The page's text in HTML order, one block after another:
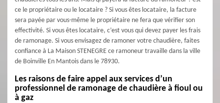
ce le propriétaire ou le locataire ? Si vous êtes locataire, la facture
sera payée par vous-même le propriétaire ne fera que vérifier son
effectivité. Si vous êtes locataire, c’est vous qui devez payer les frais
de ramonage. Si vous envisagez de ramoner votre chaudière, faites
confiance à La Maison STENEGRE ce ramoneur travaille dans la ville
de Boinville En Mantois dans le 78930.
Les raisons de faire appel aux services d’un
professionnel de ramonage de chaudière à fioul ou
à gaz